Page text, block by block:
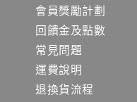
會員獎勵計劃
回饋金及點數
常見問題
運費說明
退換貨流程